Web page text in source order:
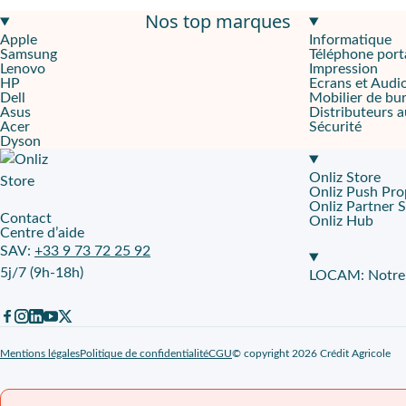
Performances visuelles au rendez-vous
Que vous soyez un expert en montage photo ou vidéo, ce
Finitions premium et robustesse au quotidien
Son coloris donne à ce MacBook Pro une allure
Configuration et autonomie avancées au service de votre
intègre 10 cœurs
Onliz & Fnac Pro : votre partenaire pour un leasing clé en main
Onliz s’appuie sur le réseau Fnac Pro pour vous fournir ce
Nos top marques
Apple
Samsung
Lenovo
HP
Dell
Asus
Acer
Dyson
Informatique
Téléphone
Impression
Ecrans et
Mobilier de
Distributeurs
Sécurité
Contact
Centre d’aide
SAV: +33 9 73 72 25 92
5j/7 (9h-18h)
Onliz Store
Onliz Push
Onliz Partner
Onliz Hub
LOCAM:
Mentions légalesPolitique de confidentialitéCGU© copyright 2026 Crédit Agricole